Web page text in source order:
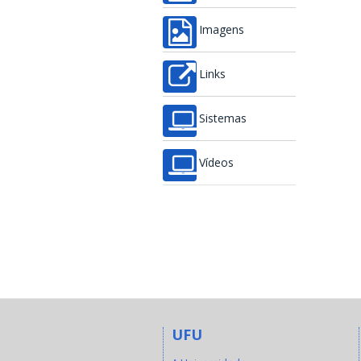
Imagens
Links
Sistemas
Vídeos
UFU